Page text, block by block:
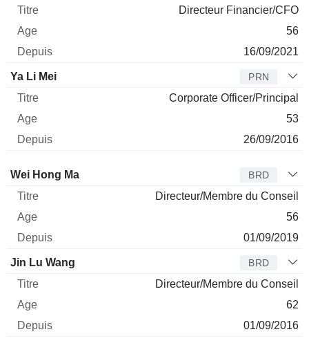
Directeur Financier/CFO
56
16/09/2021
Ya Li Mei PRN
Corporate Officer/Principal
53
26/09/2016
Administrateur
Wei Hong Ma BRD
Directeur/Membre du Conseil
56
01/09/2019
Jin Lu Wang BRD
Directeur/Membre du Conseil
62
01/09/2016